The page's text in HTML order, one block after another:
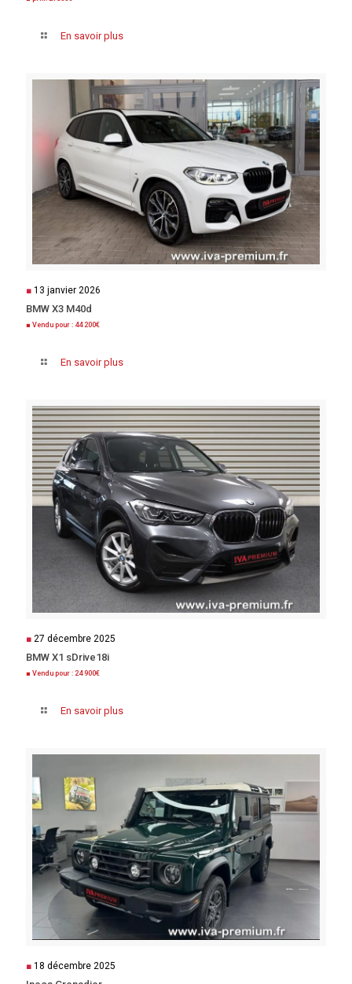
En savoir plus
■ 13 janvier 2026
BMW X3 M40d
■ Vendu pour : 44 200€
En savoir plus
■ 27 décembre 2025
BMW X1 sDrive18i
■ Vendu pour : 24 900€
En savoir plus
■ 18 décembre 2025